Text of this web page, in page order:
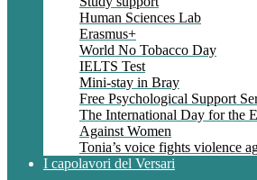
Human Sciences Lab
Erasmus+
World No Tobacco Day
IELTS Test
Mini-stay in Bray
Free Psychological Support
The International Day for the
Against Women
Tonia’s voice fights violence
I capolavori del Versari